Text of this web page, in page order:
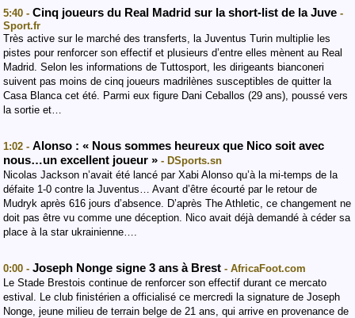
5:40 - Cinq joueurs du Real Madrid sur la short-list de la Juve -
Sport.fr
Très active sur le marché des transferts, la Juventus Turin multiplie les
pistes pour renforcer son effectif et plusieurs d’entre elles mènent au Real
Madrid. Selon les informations de Tuttosport, les dirigeants bianconeri
suivent pas moins de cinq joueurs madrilènes susceptibles de quitter la
Casa Blanca cet été. Parmi eux figure Dani Ceballos (29 ans), poussé vers
la sortie et…
1:02 - Alonso : « Nous sommes heureux que Nico soit avec
nous…un excellent joueur » - DSports.sn
Nicolas Jackson n’avait été lancé par Xabi Alonso qu’à la mi-temps de la
défaite 1-0 contre la Juventus… Avant d’être écourté par le retour de
Mudryk après 616 jours d’absence. D’après The Athletic, ce changement ne
doit pas être vu comme une déception. Nico avait déjà demandé à céder sa
place à la star ukrainienne….
0:00 - Joseph Nonge signe 3 ans à Brest - AfricaFoot.com
Le Stade Brestois continue de renforcer son effectif durant ce mercato
estival. Le club finistérien a officialisé ce mercredi la signature de Joseph
Nonge, jeune milieu de terrain belge de 21 ans, qui arrive en provenance de